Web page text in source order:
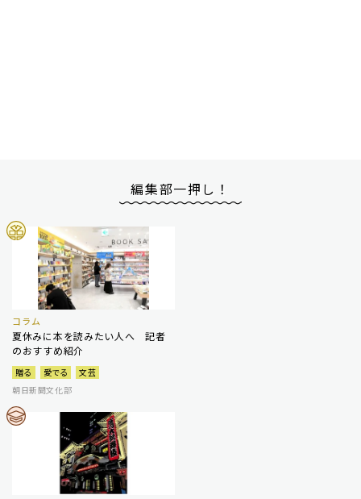
編集部一押し！
コラム
夏休みに本を読みたい人へ 記者
のおすすめ紹介
贈る 愛でる
文芸
朝日新聞文化部